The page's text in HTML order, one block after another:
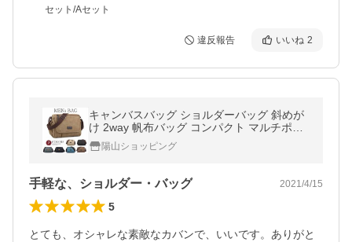
セット/Aセット
違反報告 いいね 2
キャンバスバッグ ショルダーバッグ 斜めが
け 2way 帆布バッグ コンパクト マルチポケ
ット キャンパス カジュアル アウトドア メン
ズバッグ ズック 通勤
陽山ショッピング
手軽な、ショルダー・バッグ 2021/4/15
5
とても、オシャレな素敵なカバンで、いいです。ありがと